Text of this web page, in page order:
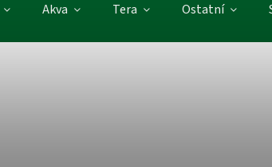
Akva Tera Ostatní